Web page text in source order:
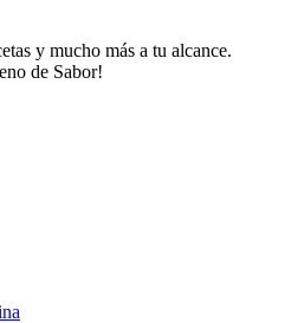
y mucho más a tu alcance.
de Sabor!